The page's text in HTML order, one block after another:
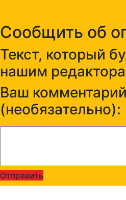
Сообщить об
Текст, который
нашим
Ваш комментарий
(необязательно):
Отправить